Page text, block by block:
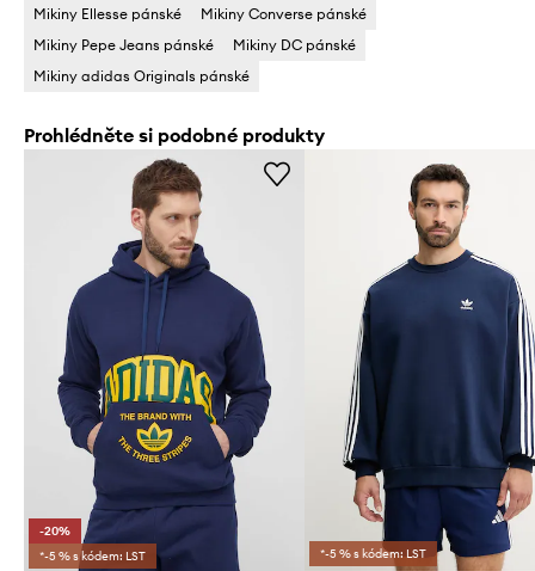
Mikiny Ellesse pánské
Mikiny Converse pánské
Mikiny Pepe Jeans pánské
Mikiny DC pánské
Mikiny adidas Originals pánské
Prohlédněte si podobné produkty
-20%
*-5 % s kódem: LST
*-5 % s kódem: LST